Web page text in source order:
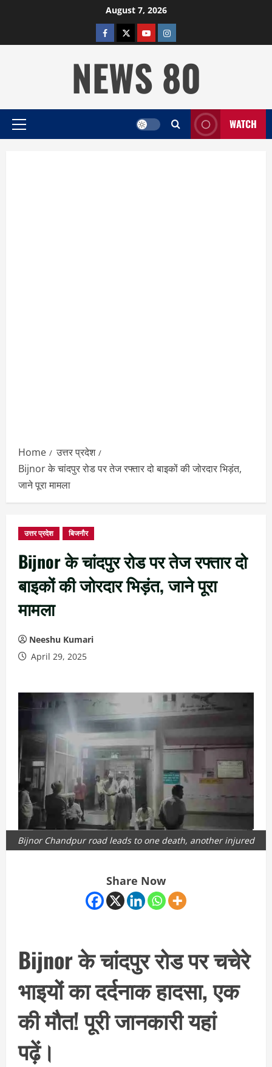
August 7, 2026
facebooktwitterYOUTUBE
instagram
NEWS 80
Primary
WATCH
Home
उत्तर प्रदेश
Bijnor के चांदपुर रोड पर तेज रफ्तार दो बाइकों की जोरदार भिड़ंत,
जाने पूरा मामला
उत्तर प्रदेश बिजनौर
Bijnor के चांदपुर रोड पर तेज रफ्तार दो
बाइकों की जोरदार भिड़ंत, जाने पूरा
मामला
Neeshu Kumari
April 29, 2025
Bijnor Chandpur road leads to one death, another injured
Share Now
Bijnor के चांदपुर रोड पर चचेरे
भाइयों का दर्दनाक हादसा, एक
की मौत! पूरी जानकारी यहां
पढ़ें।